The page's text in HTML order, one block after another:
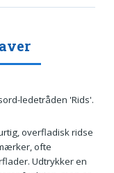
ledetråden 'Rids'.
overfladisk ridse
ofte
Udtrykker en